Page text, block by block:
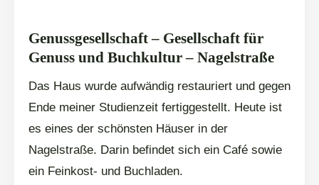
Genussgesellschaft – Gesellschaft für
Genuss und Buchkultur – Nagelstraße
Das Haus wurde aufwändig restauriert und gegen
Ende meiner Studienzeit fertiggestellt. Heute ist
es eines der schönsten Häuser in der
Nagelstraße. Darin befindet sich ein Café sowie
ein Feinkost- und Buchladen.